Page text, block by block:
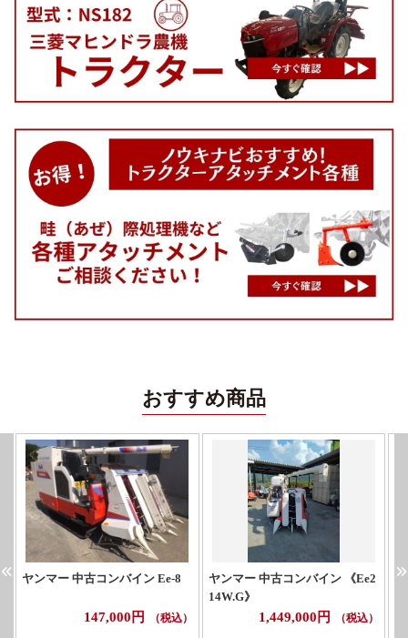
おすすめ商品
ヤンマー 中古コンバイン Ee-8
147,000円 （税込）
ヤンマー 中古コンバイン 《Ee2
14W.G》
1,449,000円 （税込）